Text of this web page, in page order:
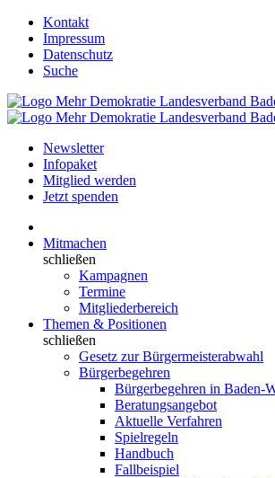
Kontakt
Impressum
Datenschutz
Suche
Newsletter
Infopaket
Mitglied werden
Jetzt spenden
Mitmachen
schließen
Kampagnen
Termine
Mitgliederbereich
Themen & Positionen
schließen
Gesetz zur Bürgermeisterabwahl
Bürgerbegehren
Bürgerbegehren in Baden-
Beratungsangebot
Aktuelle Verfahren
Spielregeln
Handbuch
Fallbeispiel